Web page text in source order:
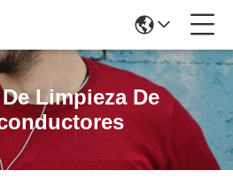
Limpieza De